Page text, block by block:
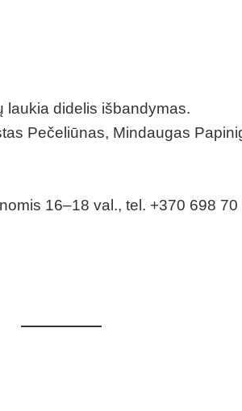
laukia didelis išbandymas.
Pečeliūnas, Mindaugas
16–18 val., tel. +370 698 70